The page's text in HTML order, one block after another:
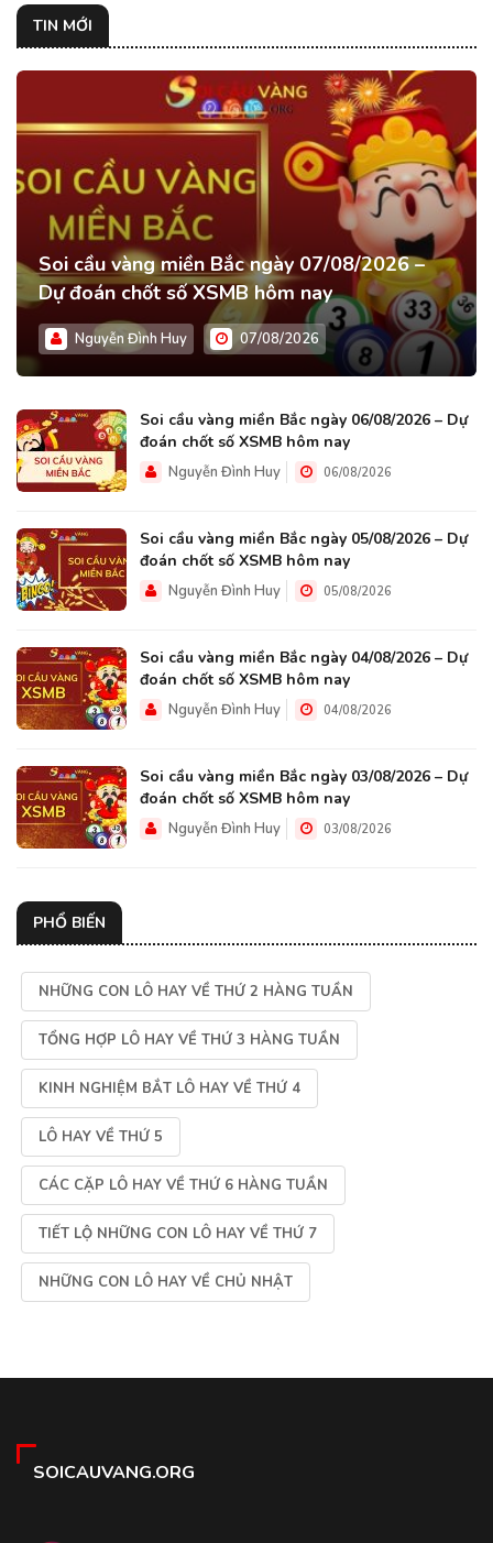
TIN MỚI
Soi cầu vàng miền Bắc ngày 07/08/2026 –
Dự đoán chốt số XSMB hôm nay
Nguyễn Đình Huy 07/08/2026
Soi cầu vàng miền Bắc ngày 06/08/2026 – Dự
đoán chốt số XSMB hôm nay
Nguyễn Đình Huy 06/08/2026
Soi cầu vàng miền Bắc ngày 05/08/2026 – Dự
đoán chốt số XSMB hôm nay
Nguyễn Đình Huy 05/08/2026
Soi cầu vàng miền Bắc ngày 04/08/2026 – Dự
đoán chốt số XSMB hôm nay
Nguyễn Đình Huy 04/08/2026
Soi cầu vàng miền Bắc ngày 03/08/2026 – Dự
đoán chốt số XSMB hôm nay
Nguyễn Đình Huy 03/08/2026
PHỔ BIẾN
NHỮNG CON LÔ HAY VỀ THỨ 2 HÀNG TUẦN
TỔNG HỢP LÔ HAY VỀ THỨ 3 HÀNG TUẦN
KINH NGHIỆM BẮT LÔ HAY VỀ THỨ 4
LÔ HAY VỀ THỨ 5
CÁC CẶP LÔ HAY VỀ THỨ 6 HÀNG TUẦN
TIẾT LỘ NHỮNG CON LÔ HAY VỀ THỨ 7
NHỮNG CON LÔ HAY VỀ CHỦ NHẬT
SOICAUVANG.ORG